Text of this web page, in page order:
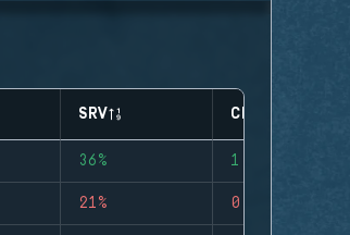
SRV CLUTCHES
36% 1
21% 0